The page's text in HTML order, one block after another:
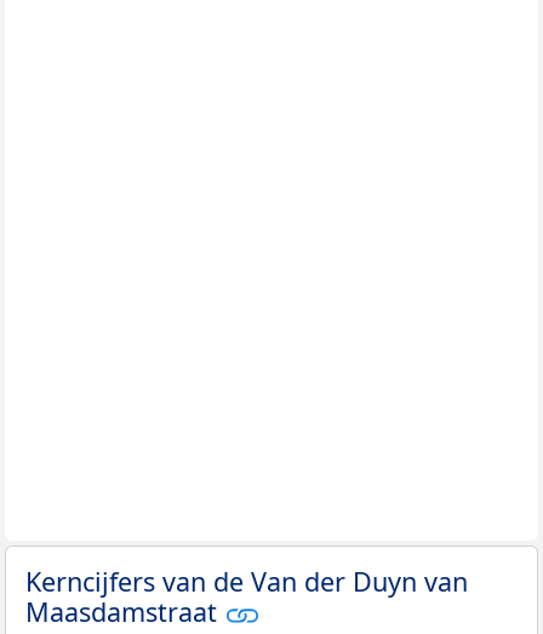
Kerncijfers van de Van der Duyn van
Maasdamstraat